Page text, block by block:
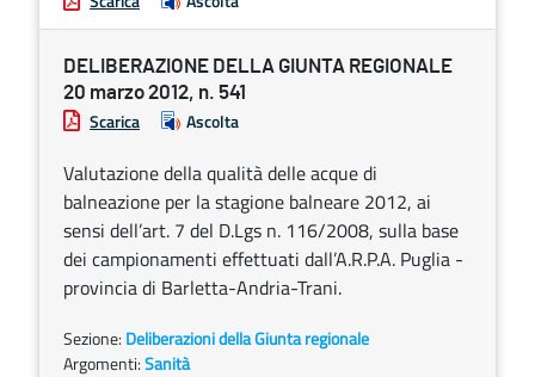
DELIBERAZIONE DELLA GIUNTA REGIONALE
20 marzo 2012, n. 541
Scarica Ascolta
Valutazione della qualità delle acque di
balneazione per la stagione balneare 2012, ai
sensi dell’art. 7 del D.Lgs n. 116/2008, sulla base
dei campionamenti effettuati dall’A.R.P.A. Puglia -
provincia di Barletta-Andria-Trani.
Sezione: Deliberazioni della Giunta regionale
Argomenti:Sanità